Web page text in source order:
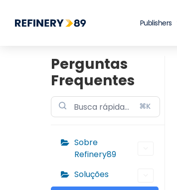
Publishers
Perguntas
Frequentes
⌘K
Sobre
Refinery89
Soluções